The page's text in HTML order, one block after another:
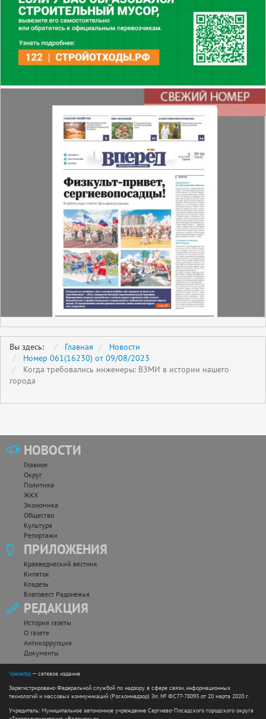
Вы здесь: Главная
Новости
Номер 061(16230) от 09/08/2023
Когда требовались инженеры: ВЗМИ в истории нашего
города
НОВОСТИ
Главное
Округ
Политика
ЖКХ
Экономика
Общество
Культура
Репортажи
ПРИЛОЖЕНИЯ
Краеведческий вестник
Кипяток
Кладезь
Благовест Радонежья
РЕДАКЦИЯ
История газеты
О газете
Антикоррупция
Документы
Vperedsp — сетевое издание
Зарегистрировано Федеральной службой по надзору в сфере связи, информационных
технологий и массовых коммуникаций (Роскомнадзор) Эл. № ФС77-78093 от 20 марта 2020 г.
Учредитель: Муниципальное автономное учреждение Сергиево-Посадского городского округа